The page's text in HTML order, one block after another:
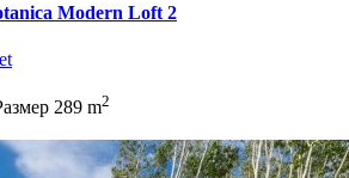
Modern Loft 2
289 m2